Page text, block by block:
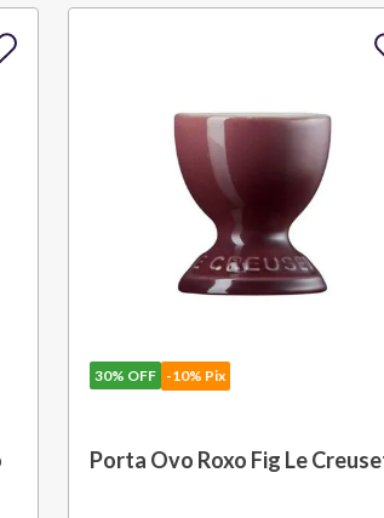
30% OFF -10% Pix
Grelha com Cabo Removível